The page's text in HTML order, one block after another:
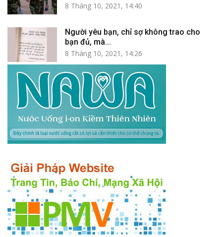
8 Tháng 10, 2021, 14:40
Người yêu bạn, chỉ sợ không trao cho
bạn đủ, mà...
8 Tháng 10, 2021, 14:26